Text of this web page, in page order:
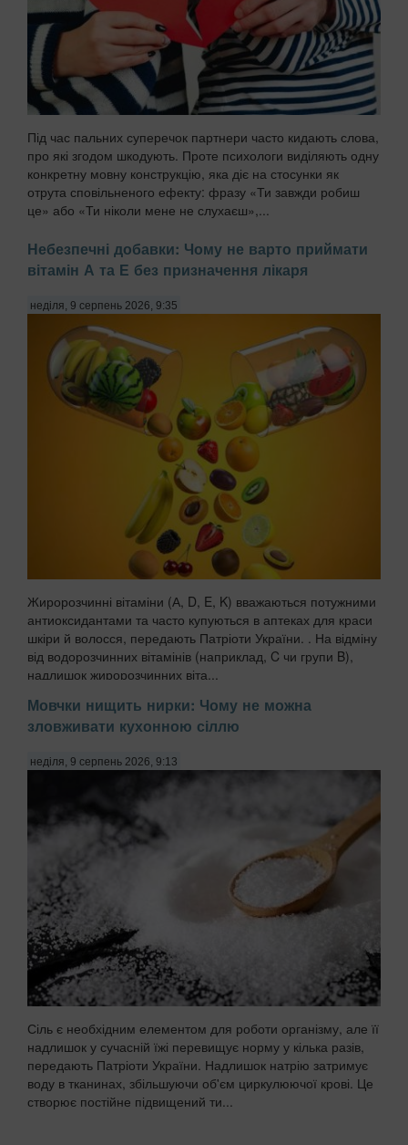
Під час пальних суперечок партнери часто кидають слова,
про які згодом шкодують. Проте психологи виділяють одну
конкретну мовну конструкцію, яка діє на стосунки як
отрута сповільненого ефекту: фразу «Ти завжди робиш
це» або «Ти ніколи мене не слухаєш»,...
Небезпечні добавки: Чому не варто приймати
вітамін А та Е без призначення лікаря
неділя, 9 серпень 2026, 9:35
Жиророзчинні вітаміни (А, D, E, K) вважаються потужними
антиоксидантами та часто купуються в аптеках для краси
шкіри й волосся, передають Патріоти України. . На відміну
від водорозчинних вітамінів (наприклад, C чи групи B),
надлишок жиророзчинних віта...
Мовчки нищить нирки: Чому не можна
зловживати кухонною сіллю
неділя, 9 серпень 2026, 9:13
Сіль є необхідним елементом для роботи організму, але її
надлишок у сучасній їжі перевищує норму у кілька разів,
передають Патріоти України. Надлишок натрію затримує
воду в тканинах, збільшуючи об'єм циркулюючої крові. Це
створює постійне підвищений ти...